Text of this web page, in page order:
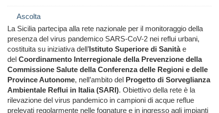
Ascolta
La Sicilia partecipa alla rete nazionale per il monitoraggio della
presenza del virus pandemico SARS-CoV-2 nei reflui urbani,
costituita su iniziativa dell’Istituto Superiore di Sanitàe
del Coordinamento Interregionale della Prevenzione della
Commissione Salute della Conferenza delle Regioni e delle
Province Autonome, nell’ambito del Progetto di Sorveglianza
Ambientale Reflui in Italia (SARI). Obiettivo della rete è la
rilevazione del virus pandemico in campioni di acque reflue
prelevati regolarmente nelle fognature e in ingresso agli impianti